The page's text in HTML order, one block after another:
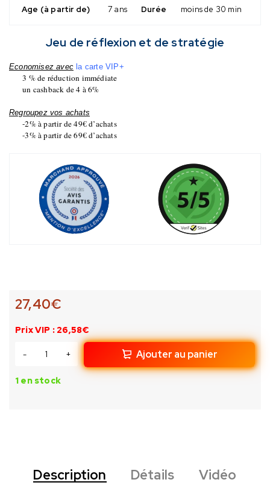
Age (à partir de) 7 ans Durée moins de 30 min
Jeu de réflexion et de stratégie
Economisez avec la carte VIP+
3 % de réduction immédiate
un cashback de 4 à 6%
Regroupez vos achats
-2% à partir de 49€ d’achats
-3% à partir de 69€ d’achats
27,40€
Prix VIP : 26,58€
Ajouter au panier
1 en stock
Description Détails Vidéo